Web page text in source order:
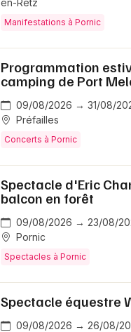
Manifestations à Pornic
Programmation
camping de Port
09/08/2026 → 31/08/
Préfailles
Concerts à Pornic
Spectacle d'Eric
balcon en forêt
09/08/2026 → 23/08/
Pornic
Spectacles à Pornic
Spectacle équestre
09/08/2026 → 26/08/